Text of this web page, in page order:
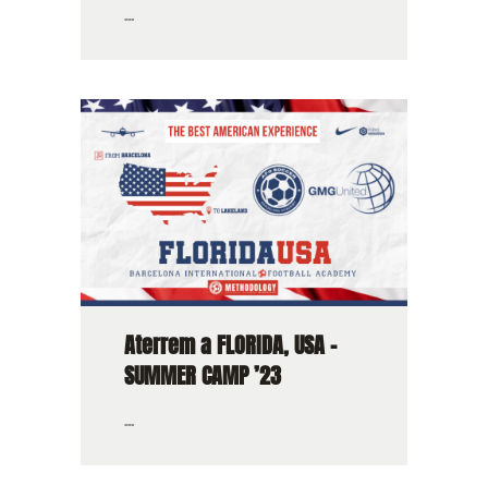
...
Aterrem a FLORIDA, USA –
SUMMER CAMP ’23
...